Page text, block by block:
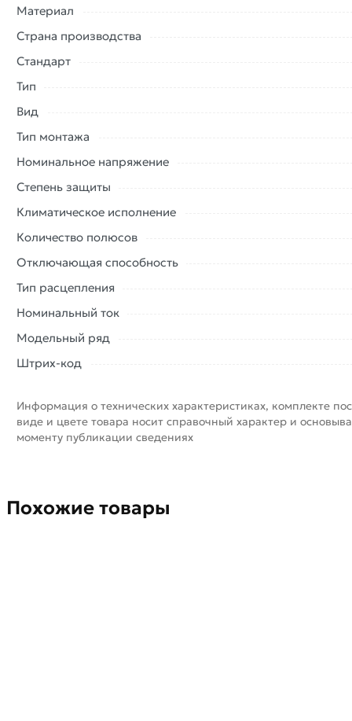
Материал
Страна производства
Стандарт
Тип
Вид
Тип монтажа
Номинальное напряжение
Степень защиты
Климатическое исполнение
Количество полюсов
Отключающая способность
Тип расцепления
Номинальный ток
Модельный ряд
Штрих-код
Информация о технических характеристиках, комплекте
виде и цвете товара носит справочный характер и
моменту публикации сведениях
Похожие товары